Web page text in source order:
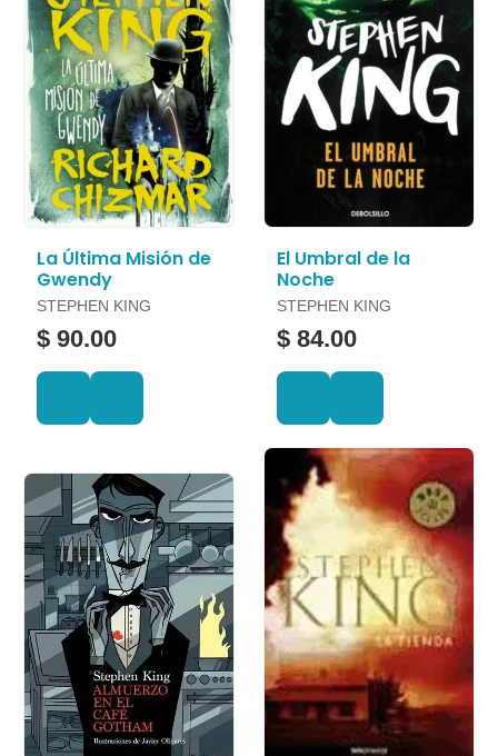
La Última Misión de
Gwendy
STEPHEN KING
$ 90.00
El Umbral de la
Noche
STEPHEN KING
$ 84.00